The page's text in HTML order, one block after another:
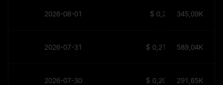
2026-08-01 $ 0,21 345,09K
2026-07-31 $ 0,2136 589,04K
2026-07-30 $ 0,2009 291,65K